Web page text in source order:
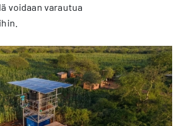
voidaan varautua